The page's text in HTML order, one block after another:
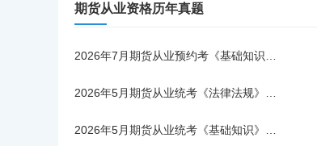
期货从业资格历年真题
2026年7月期货从业预约考《基础知识》真题回忆版及答案
2026年5月期货从业统考《法律法规》真题回忆版及答案
2026年5月期货从业统考《基础知识》真题回忆版及答案